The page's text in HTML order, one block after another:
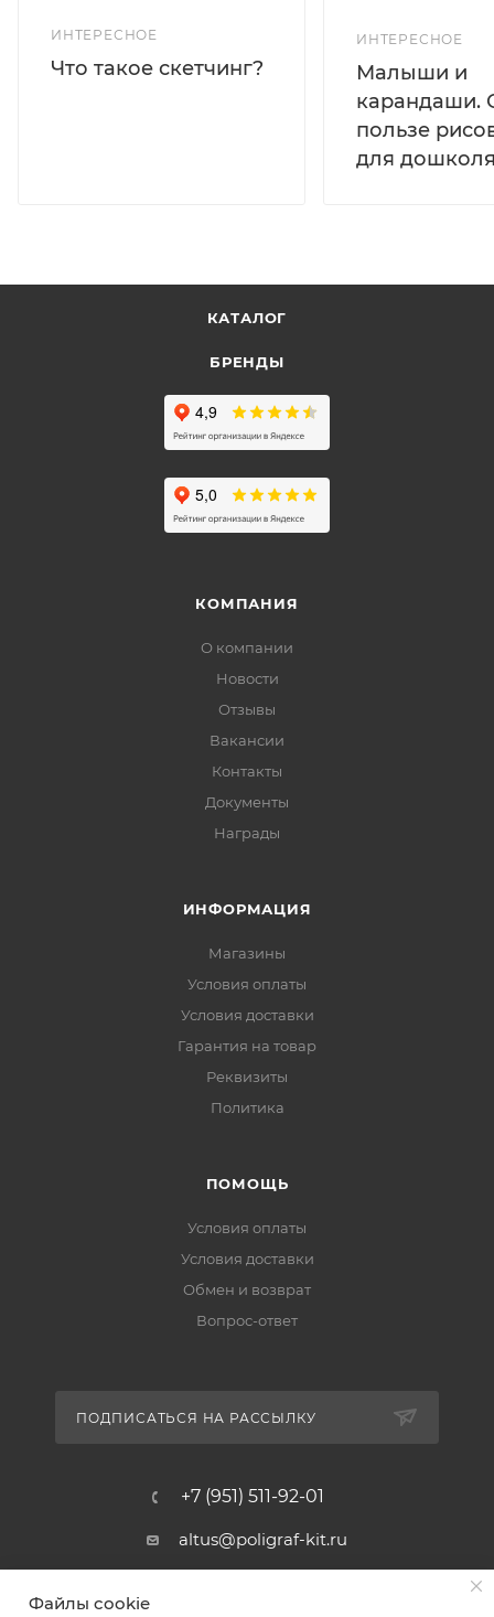
ИНТЕРЕСНОЕ
Что такое скетчинг?
ИНТЕРЕСНОЕ
Малыши и
карандаши.
пользе
для
КАТАЛОГ
БРЕНДЫ
КОМПАНИЯ
О компании
Новости
Отзывы
Вакансии
Контакты
Документы
Награды
ИНФОРМАЦИЯ
Магазины
Условия оплаты
Условия доставки
Гарантия на товар
Реквизиты
Политика
ПОМОЩЬ
Условия оплаты
Условия доставки
Обмен и возврат
Вопрос-ответ
ПОДПИСАТЬСЯ НА РАССЫЛКУ
+7 (951) 511-92-01
altus@poligraf-kit.ru
Ростовская обл, Аксайский р-н,
Файлы cookie